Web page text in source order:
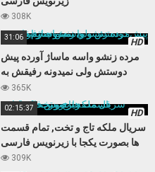
308K
HD
31:06
مرده زنشو واسه ماساژ آورده پیش
دوستش ولی نمیدونه رفیقش به
زنش چشم داره
365K
HD
02:15:37
سریال ملکه تاج و تخت, تمام قسمت
ها بصورت یکجا با زیرنویس فارسی
309K